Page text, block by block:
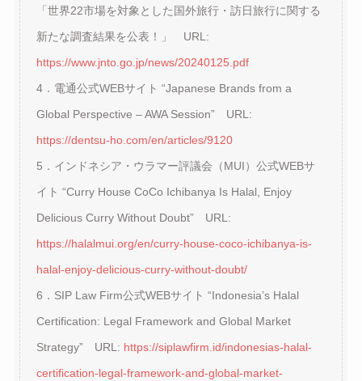
「世界22市場を対象とした国外旅行・訪日旅行に関する
新たな調査結果を公表！」 URL:
https://www.jnto.go.jp/news/20240125.pdf
4．電通公式WEBサイト “Japanese Brands from a
Global Perspective – AWA Session” URL:
https://dentsu-ho.com/en/articles/9120
5．インドネシア・ウラマー評議会（MUI）公式WEBサ
イト “Curry House CoCo Ichibanya Is Halal, Enjoy
Delicious Curry Without Doubt” URL:
https://halalmui.org/en/curry-house-coco-ichibanya-is-
halal-enjoy-delicious-curry-without-doubt/
6．SIP Law Firm公式WEBサイト “Indonesia’s Halal
Certification: Legal Framework and Global Market
Strategy” URL: https://siplawfirm.id/indonesias-halal-
certification-legal-framework-and-global-market-